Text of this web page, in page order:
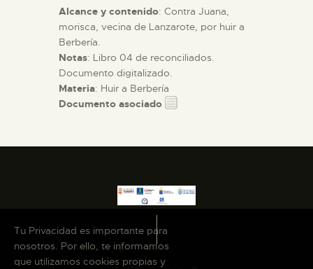
Alcance y contenido: Contra Juana,
morisca, vecina de Lanzarote, por huir a
Berbería.
Notas: Libro 04 de reconciliados.
Documento digitalizado.
Materia: Huir a Berbería
Documento asociado
Tu Privacidad es importante para
nosotros. Por ello, te informamos
que utilizamos cookies propias y